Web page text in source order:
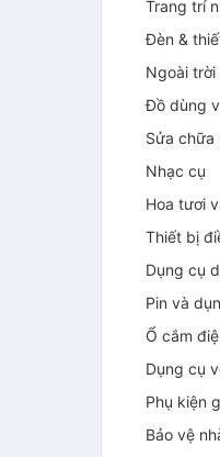
Trang trí
Đèn &
Ngoài trời
Đồ dùng
Sửa chữa
Nhạc cụ
Hoa tươi
Thiết bị
Dụng cụ
Pin và
Ổ cắm
Dụng cụ
Phụ kiện
Bảo vệ